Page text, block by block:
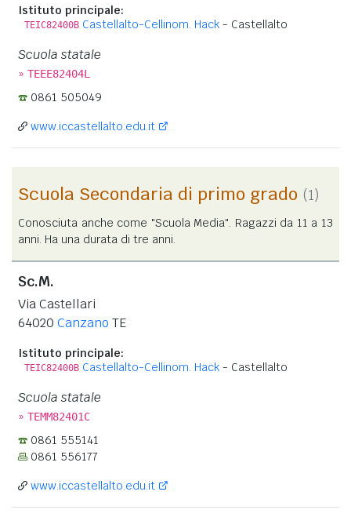
Istituto principale:
TEIC82400B Castellalto-Cellinom. Hack - Castellalto
Scuola statale
» TEEE82404L
0861 505049
www.iccastellalto.edu.it
Scuola Secondaria di primo grado (1)
Conosciuta anche come "Scuola Media". Ragazzi da 11 a 13
anni. Ha una durata di tre anni.
Sc.M.
Via Castellari
64020 Canzano TE
Istituto principale:
TEIC82400B Castellalto-Cellinom. Hack - Castellalto
Scuola statale
» TEMM82401C
0861 555141
0861 556177
www.iccastellalto.edu.it